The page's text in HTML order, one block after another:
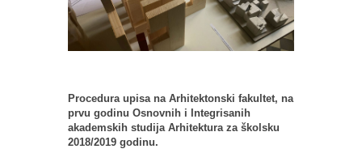
Procedura upisa na Arhitektonski fakultet, na
prvu godinu Osnovnih i Integrisanih
akademskih studija Arhitektura za školsku
2018/2019 godinu.